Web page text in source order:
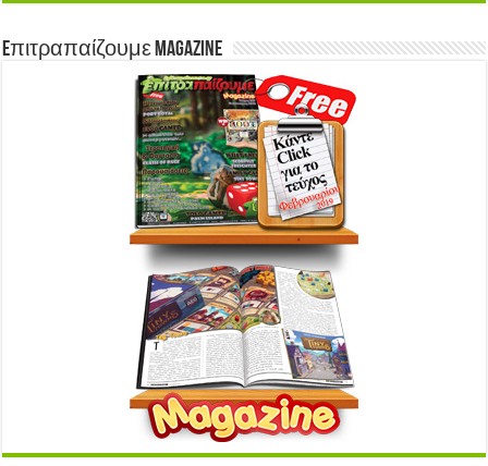
Eπιτραπαίζουμε Magazine